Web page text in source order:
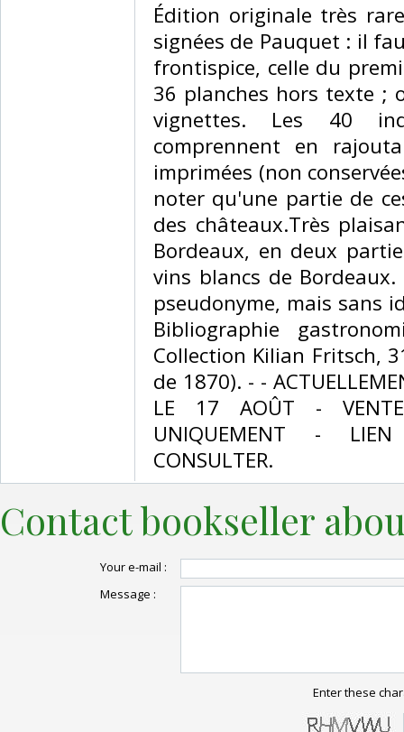
‎Édition originale très
signées de Pauquet : il
frontispice, celle du
36 planches hors texte
vignettes. Les 40
comprennent en
imprimées (non
noter qu'une partie de
des châteaux.Très
Bordeaux, en deux
vins blancs de
pseudonyme, mais sans
Bibliographie
Collection Kilian Fritsch,
de 1870). - -
LE 17 AOÛT - VENTE
UNIQUEMENT -
CONSULTER.‎
Contact bookseller
Your e-mail :
Message :
Enter these